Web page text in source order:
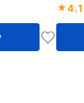
4.1